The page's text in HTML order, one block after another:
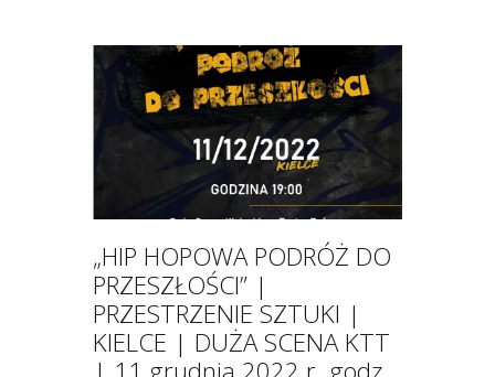
„HIP HOPOWA PODRÓŻ DO
PRZESZŁOŚCI” |
PRZESTRZENIE SZTUKI |
KIELCE | DUŻA SCENA KTT